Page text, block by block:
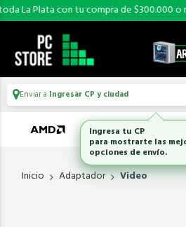
La Plata con tu compra de $300.000 o
Enviar a Ingresar CP y ciudad
Inicio Adaptador Video
Ingresa tu CP
para mostrarte las
opciones de envío.